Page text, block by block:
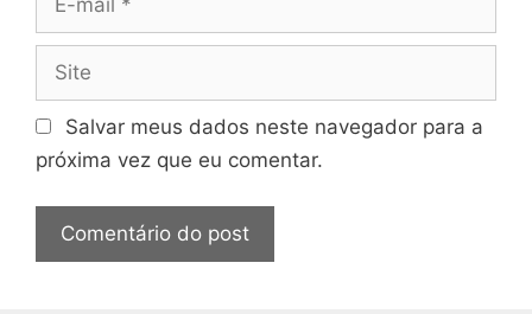
Site
Salvar meus dados neste navegador para a
próxima vez que eu comentar.